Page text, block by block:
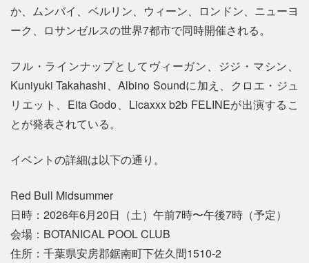
か、ムンバイ、ベルリン、ウィーン、ロンドン、ニューヨ
ーク、ロサンゼルスの世界7都市で同時開催される。
フル・ラインナップとしてヴィーガン、ジジ・マシン、
Kuniyuki Takahashi、Albino Soundに加え、クロエ・ジュ
リエット、Eita Godo、Licaxxx b2b FELINEが出演するこ
とが発表されている。
イベントの詳細は以下の通り。
Red Bull Midsummer
日時：2026年6月20日（土）午前7時〜午後7時（予定）
会場：BOTANICAL POOL CLUB
住所：千葉県安房郡鋸南町下佐久間1510-2